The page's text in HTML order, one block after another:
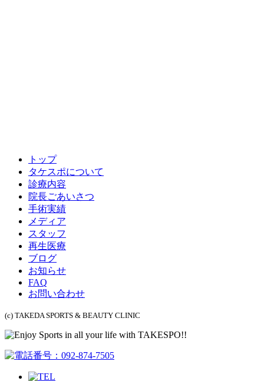
トップ
タケスポについて
診療内容
院長ごあいさつ
手術実績
メディア
スタッフ
再生医療
ブログ
お知らせ
FAQ
お問い合わせ
(c) TAKEDA SPORTS & BEAUTY CLINIC